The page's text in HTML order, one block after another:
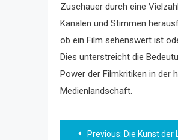
Zuschauer durch eine
Kanälen und Stimmen
ob ein Film sehenswert ist
Dies unterstreicht die
Power der Filmkritiken in der
Medienlandschaft.
Previous: Die Kunst der Landschaftsfotografie: Tipps und